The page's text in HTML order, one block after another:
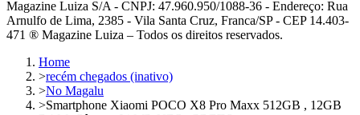
Magazine Luiza S/A - CNPJ: 47.960.950/1088-36 - Endereço: Rua
Arnulfo de Lima, 2385 - Vila Santa Cruz, Franca/SP - CEP 14.403-
471 ® Magazine Luiza – Todos os direitos reservados.
Home
>recém chegados (inativo)
>No Magalu
>Smartphone Xiaomi POCO X8 Pro Maxx 512GB , 12GB